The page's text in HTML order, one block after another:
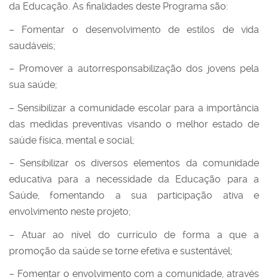
da Educação. As finalidades deste Programa são:
– Fomentar o desenvolvimento de estilos de vida
saudáveis;
– Promover a autorresponsabilização dos jovens pela
sua saúde;
– Sensibilizar a comunidade escolar para a importância
das medidas preventivas visando o melhor estado de
saúde física, mental e social;
– Sensibilizar os diversos elementos da comunidade
educativa para a necessidade da Educação para a
Saúde, fomentando a sua participação ativa e
envolvimento neste projeto;
– Atuar ao nível do currículo de forma a que a
promoção da saúde se torne efetiva e sustentável;
– Fomentar o envolvimento com a comunidade, através